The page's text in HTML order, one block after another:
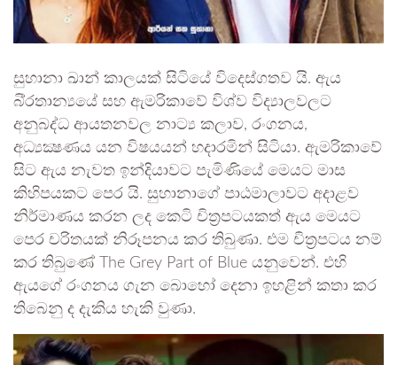
සුහානා ඛාන් කාලයක් සිටියේ විදෙස්ගතව යි. ඇය
බි්‍රතාන්‍යයේ සහ ඇමරිකාවේ විශ්ව විද්‍යාලවලට
අනුබද්ධ ආයතනවල නාට්‍ය කලාව, රංගනය,
අධ්‍යක්‍ෂණය යන විෂයයන් හදාරමින් සිටියා. ඇමරිකාවේ
සිට ඇය නැවත ඉන්දියාවට පැමිණියේ මෙයට මාස
කිහිපයකට පෙර යි. සුහානාගේ පාඨමාලාවට අදාළව
නිර්මාණය කරන ලද කෙටි චිත්‍රපටයකත් ඇය මෙයට
පෙර චරිතයක් නිරූපනය කර තිබුණා. එම චිත්‍රපටය නම්
කර තිබුණේ The Grey Part of Blue යනුවෙන්. එහි
ඇයගේ රංගනය ගැන බොහෝ දෙනා ඉහළින් කතා කර
තිබෙනු ද දැකිය හැකි වුණා.